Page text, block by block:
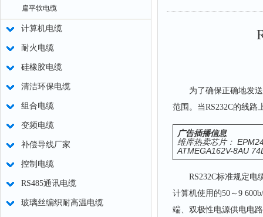
扁平软电缆
计算机电缆
耐火电缆
硅橡胶电缆
清洁环保电缆
组合电缆
变频电缆
补偿导线厂家
控制电缆
RS485通讯电缆
玻璃丝编织耐高温电缆
为了确保正确地发送
范围。当RS232C的线
广告插播信息
维库热卖芯片：
ATMEGA162V-8AU
RS232C标准规定电缆
计算机使用的50～9
端、双极性电源供电电